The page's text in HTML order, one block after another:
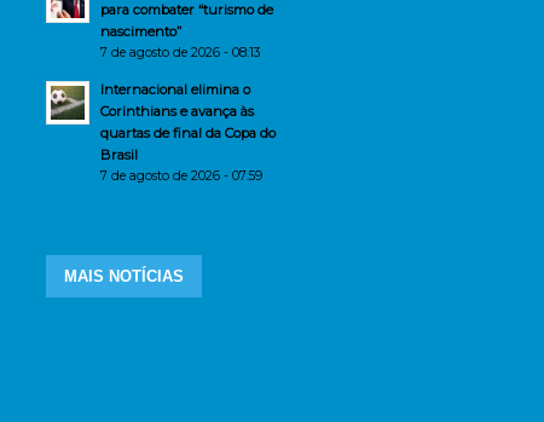
para combater “turismo de
nascimento”
7 de agosto de 2026 - 08:13
Internacional elimina o
Corinthians e avança às
quartas de final da Copa do
Brasil
7 de agosto de 2026 - 07:59
MAIS NOTÍCIAS